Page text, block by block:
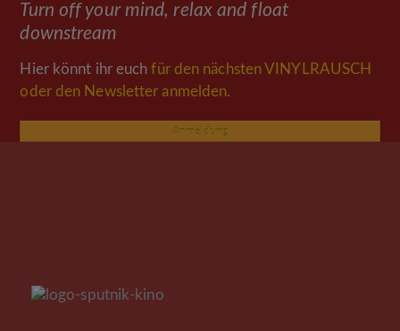
Turn off your mind, relax and float
downstream
Hier könnt ihr euchfür den nächsten VINYLRAUSCH
oder den Newsletter anmelden.
Anmeldung